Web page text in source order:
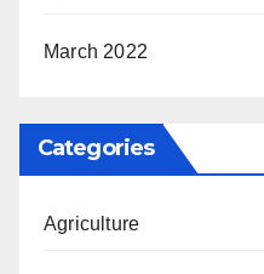
March 2022
Categories
Agriculture